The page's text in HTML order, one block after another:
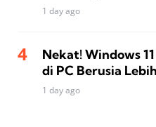
1 day ago
Nekat! Windows
di PC Berusia
1 day ago